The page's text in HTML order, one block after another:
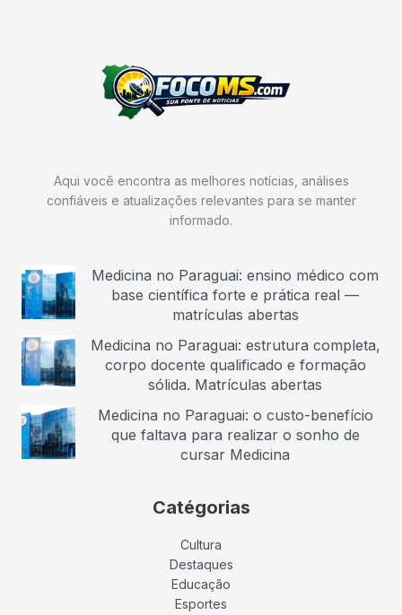
Aqui você encontra as melhores notícias, análises
confiáveis e atualizações relevantes para se manter
informado.
Medicina no Paraguai: ensino médico com
base científica forte e prática real —
matrículas abertas
Medicina no Paraguai: estrutura completa,
corpo docente qualificado e formação
sólida. Matrículas abertas
Medicina no Paraguai: o custo-benefício
que faltava para realizar o sonho de
cursar Medicina
Catégorias
Cultura
Destaques
Educação
Esportes